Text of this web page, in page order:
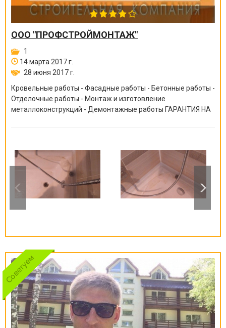
ООО "ПРОФСТРОЙМОНТАЖ"
1
14 марта 2017 г.
28 июня 2017 г.
Кровельные работы - Фасадные работы - Бетонные работы -
Отделочные работы - Монтаж и изготовление
металлоконструкций - Демонтажные работы ГАРАНТИЯ НА